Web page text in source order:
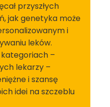
przyszłych
jak genetyka może
i
leków.
–
lekarzy –
i szansę
idei na szczeblu